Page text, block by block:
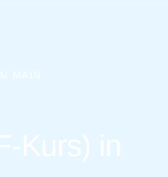
MAIN
Kurs) in